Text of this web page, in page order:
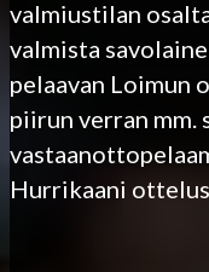
valmiustilan
valmista
pelaavan Loimun
piirun verran mm.
Hurrikaani